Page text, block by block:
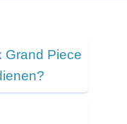
Grand Piece